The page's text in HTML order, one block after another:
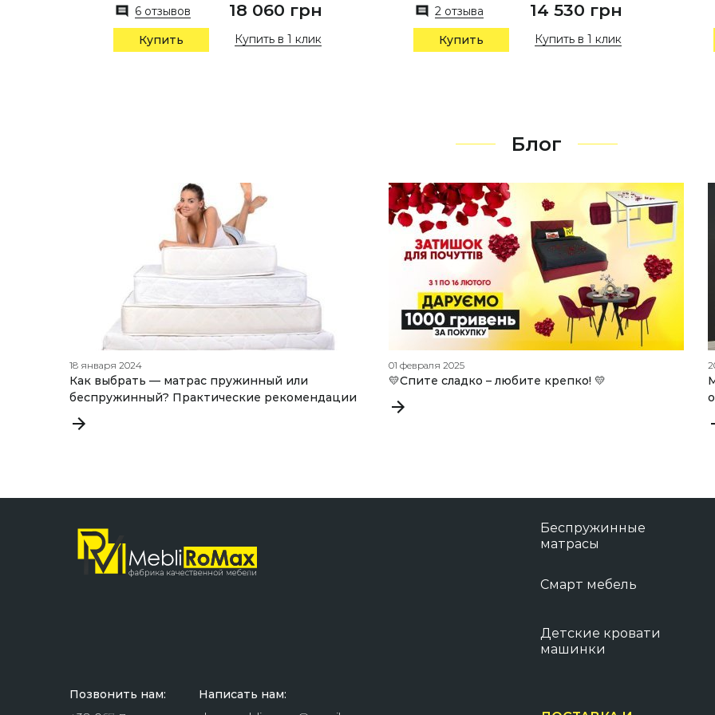
6 отзывов 18 060 грн
Купить Купить в 1 клик
2 отзыва 14 530 грн
Купить Купить в 1 клик
Блог
18 января 2024
Как выбрать — матрас пружинный или
беспружинный? Практические рекомендации
01 февраля 2025
💛Спите сладко – любите крепко! 💛
Беспружинные
матрасы
Смарт мебель
Детские кровати
машинки
Позвонить нам:
Написать нам: